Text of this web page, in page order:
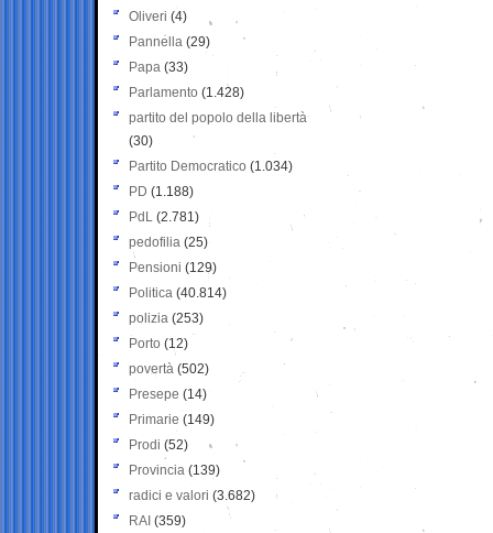
Oliveri (4)
Pannella (29)
Papa (33)
Parlamento (1.428)
partito del popolo della libertà
(30)
Partito Democratico (1.034)
PD (1.188)
PdL (2.781)
pedofilia (25)
Pensioni (129)
Politica (40.814)
polizia (253)
Porto (12)
povertà (502)
Presepe (14)
Primarie (149)
Prodi (52)
Provincia (139)
radici e valori (3.682)
RAI (359)